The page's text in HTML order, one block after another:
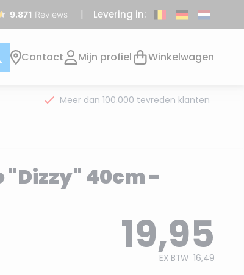
Levering in:
Contact Mijn profiel Winkelwagen
Meer dan 100.000 tevreden klanten
"Dizzy" 40cm -
19,95
EX BTW 16,49